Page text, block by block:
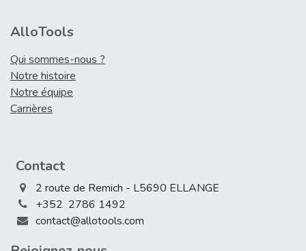
AlloTools
Qui sommes-nous ?
Notre histoire
Notre équipe
Carrières
Contact
2 route de Remich - L5690 ELLANGE
+352 2786 1492
contact@allotools.com